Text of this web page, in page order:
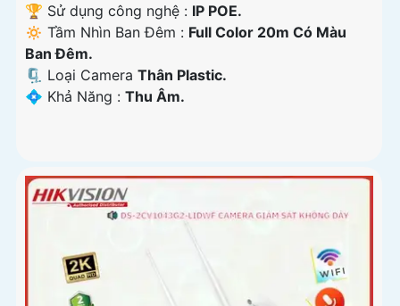
🏆 Sử dụng công nghệ : IP POE.
🔅 Tầm Nhìn Ban Đêm : Full Color 20m Có Màu
Ban Ðêm.
🗜️ Loại Camera Thân Plastic.
️💠 Khả Năng : Thu Âm.